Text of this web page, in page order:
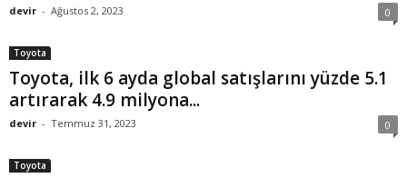
devir - Ağustos 2, 2023 0
Toyota
Toyota, ilk 6 ayda global satışlarını yüzde 5.1
artırarak 4.9 milyona...
devir - Temmuz 31, 2023 0
Toyota